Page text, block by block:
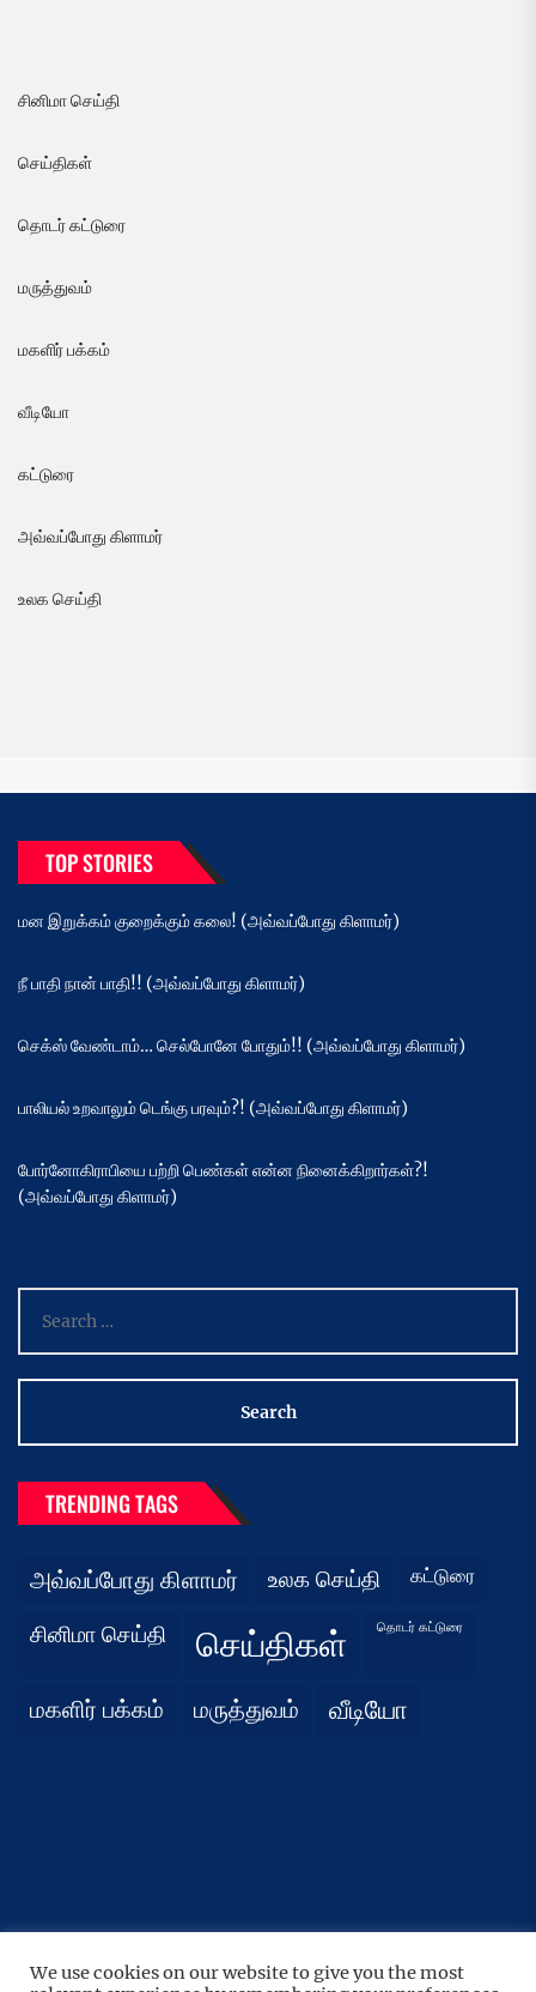
சினிமா செய்தி
செய்திகள்
தொடர் கட்டுரை
மருத்துவம்
மகளிர் பக்கம்
வீடியோ
கட்டுரை
அவ்வப்போது கிளாமர்
உலக செய்தி
TOP STORIES
மன இறுக்கம் குறைக்கும் கலை! (அவ்வப்போது கிளாமர்)
நீ பாதி நான் பாதி!! (அவ்வப்போது கிளாமர்)
செக்ஸ் வேண்டாம்… செல்போனே போதும்!! (அவ்வப்போது கிளாமர்)
பாலியல் உறவாலும் டெங்கு பரவும்?! (அவ்வப்போது கிளாமர்)
போர்னோகிராபியை பற்றி பெண்கள் என்ன நினைக்கிறார்கள்?!
(அவ்வப்போது கிளாமர்)
for:
TRENDING TAGS
அவ்வப்போது கிளாமர் உலக செய்தி கட்டுரை
சினிமா செய்தி செய்திகள் தொடர் கட்டுரை
மகளிர் பக்கம் மருத்துவம் வீடியோ
UP↑
We use cookies on our website to give you the most